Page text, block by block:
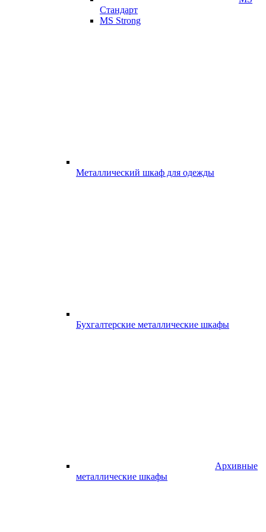
Стандарт
MS Strong
Металлический шкаф для одежды
Бухгалтерские металлические шкафы
Архивные
металлические шкафы